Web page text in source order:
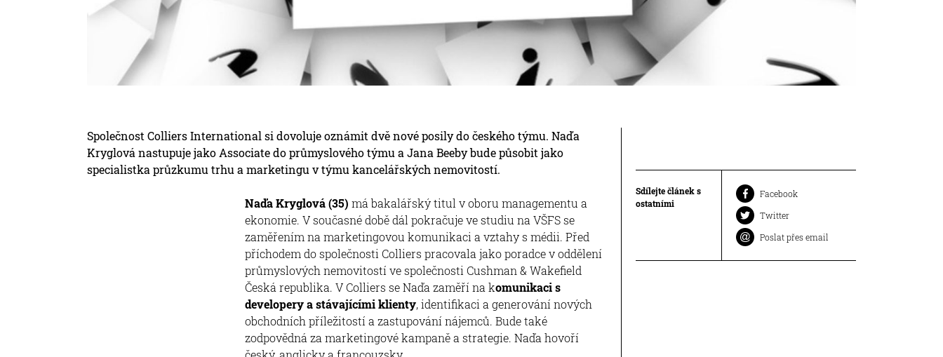
Společnost Colliers International si dovoluje oznámit dvě nové posily do českého týmu. Naďa
Kryglová nastupuje jako Associate do průmyslového týmu a Jana Beeby bude působit jako
specialistka průzkumu trhu a marketingu v týmu kancelářských nemovitostí.
Naďa Kryglová (35) má bakalářský titul v oboru managementu a
ekonomie. V současné době dál pokračuje ve studiu na VŠFS se
zaměřením na marketingovou komunikaci a vztahy s médii. Před
příchodem do společnosti Colliers pracovala jako poradce v oddělení
průmyslových nemovitostí ve společnosti Cushman & Wakefield
Česká republika. V Colliers se Naďa zaměří na komunikaci s
developery a stávajícími klienty, identifikaci a generování nových
obchodních příležitostí a zastupování nájemců. Bude také
zodpovědná za marketingové kampaně a strategie. Naďa hovoří
Sdílejte článek s
ostatními
Facebook
Twitter
Poslat přes email